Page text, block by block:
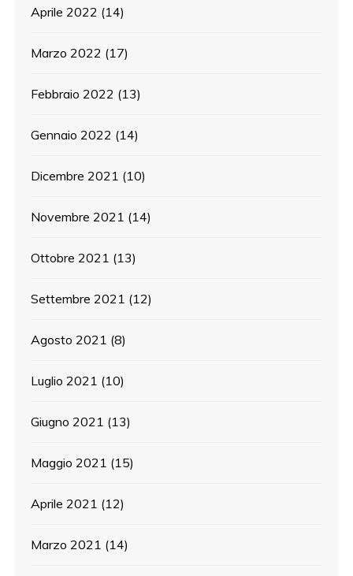
Aprile 2022 (14)
Marzo 2022 (17)
Febbraio 2022 (13)
Gennaio 2022 (14)
Dicembre 2021 (10)
Novembre 2021 (14)
Ottobre 2021 (13)
Settembre 2021 (12)
Agosto 2021 (8)
Luglio 2021 (10)
Giugno 2021 (13)
Maggio 2021 (15)
Aprile 2021 (12)
Marzo 2021 (14)